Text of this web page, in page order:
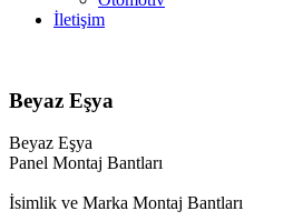
İletişim
Beyaz Eşya
Beyaz Eşya
Panel Montaj Bantları
İsimlik ve Marka Montaj Bantları